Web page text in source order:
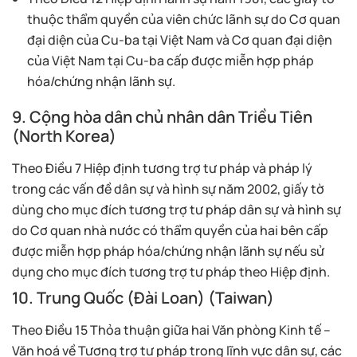
thuộc thẩm quyền của viên chức lãnh sự do Cơ quan
đại diện của Cu-ba tại Việt Nam và Cơ quan đại diện
của Việt Nam tại Cu-ba cấp được miễn hợp pháp
hóa/chứng nhận lãnh sự.
9. Cộng hòa dân chủ nhân dân Triều Tiên
(North Korea)
Theo Điều 7 Hiệp định tương trợ tư pháp và pháp lý
trong các vấn đề dân sự và hình sự năm 2002, giấy tờ
dùng cho mục đích tương trợ tư pháp dân sự và hình sự
do Cơ quan nhà nước có thẩm quyền của hai bên cấp
được miễn hợp pháp hóa/chứng nhận lãnh sự nếu sử
dụng cho mục đích tương trợ tư pháp theo Hiệp định.
10. Trung Quốc (Đài Loan) (Taiwan)
Theo Điều 15 Thỏa thuận giữa hai Văn phòng Kinh tế –
Văn hoá về Tương trợ tư pháp trong lĩnh vực dân sự, các